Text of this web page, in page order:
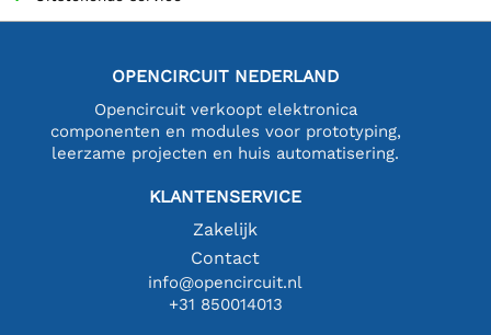
OPENCIRCUIT NEDERLAND
Opencircuit verkoopt elektronica
componenten en modules voor prototyping,
leerzame projecten en huis automatisering.
KLANTENSERVICE
Zakelijk
Contact
info@opencircuit.nl
+31 850014013